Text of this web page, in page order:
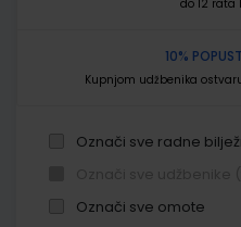
do 12 rata
10%
Kupnjom udžbenika
Označi sve radne
Označi sve omote